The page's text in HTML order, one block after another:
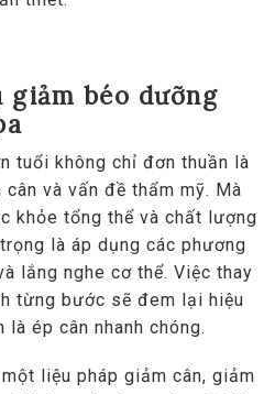
giảm béo dưỡng
tuổi không chỉ đơn thuần là
và vấn đề thẩm mỹ. Mà
khỏe tổng thể và chất lượng
là áp dụng các phương
lắng nghe cơ thể. Việc thay
từng bước sẽ đem lại hiệu
là ép cân nhanh chóng.
liệu pháp giảm cân, giảm